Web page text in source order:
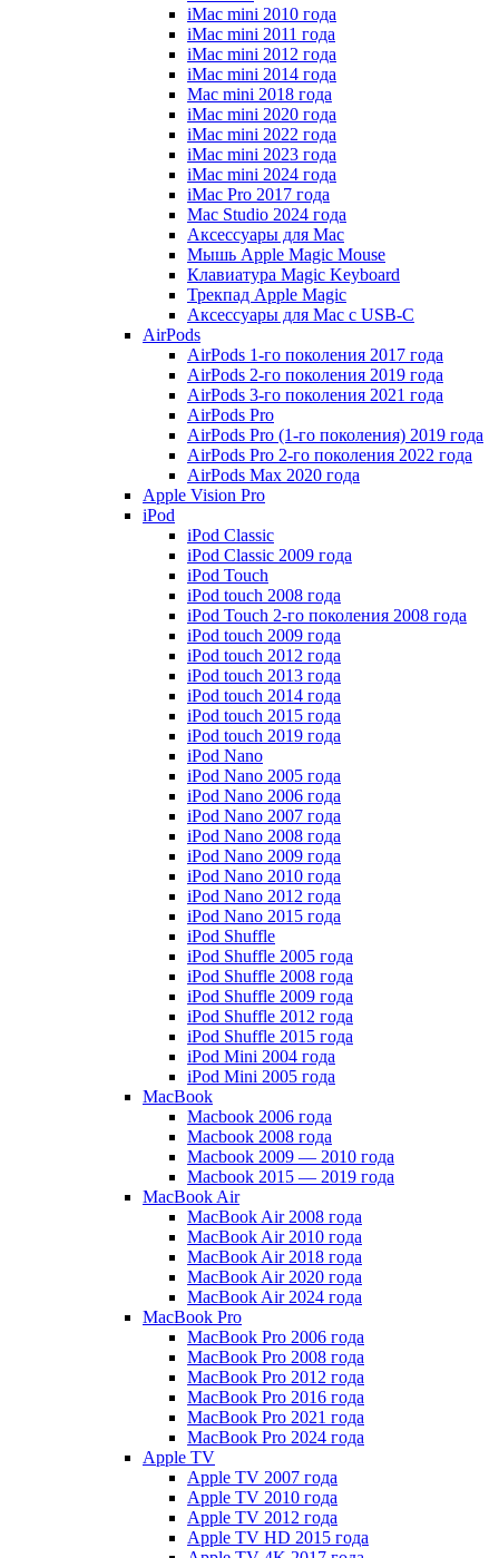
iMac mini 2010 года
iMac mini 2011 года
iMac mini 2012 года
iMac mini 2014 года
Mac mini 2018 года
iMac mini 2020 года
iMac mini 2022 года
iMac mini 2023 года
iMac mini 2024 года
iMac Pro 2017 года
Mac Studio 2024 года
Аксессуары для Mac
Мышь Apple Magic Mouse
Клавиатура Magic Keyboard
Трекпад Apple Magic
Аксессуары для Mac с USB-C
AirPods
AirPods 1-го поколения 2017 года
AirPods 2-го поколения 2019 года
AirPods 3-го поколения 2021 года
AirPods Pro
AirPods Pro (1-го поколения) 2019 года
AirPods Pro 2-го поколения 2022 года
AirPods Max 2020 года
Apple Vision Pro
iPod
iPod Classic
iPod Classic 2009 года
iPod Touch
iPod touch 2008 года
iPod Touch 2-го поколения 2008 года
iPod touch 2009 года
iPod touch 2012 года
iPod touch 2013 года
iPod touch 2014 года
iPod touch 2015 года
iPod touch 2019 года
iPod Nano
iPod Nano 2005 года
iPod Nano 2006 года
iPod Nano 2007 года
iPod Nano 2008 года
iPod Nano 2009 года
iPod Nano 2010 года
iPod Nano 2012 года
iPod Nano 2015 года
iPod Shuffle
iPod Shuffle 2005 года
iPod Shuffle 2008 года
iPod Shuffle 2009 года
iPod Shuffle 2012 года
iPod Shuffle 2015 года
iPod Mini 2004 года
iPod Mini 2005 года
MacBook
Macbook 2006 года
Macbook 2008 года
Macbook 2009 — 2010 года
Macbook 2015 — 2019 года
MacBook Air
MacBook Air 2008 года
MacBook Air 2010 года
MacBook Air 2018 года
MacBook Air 2020 года
MacBook Air 2024 года
MacBook Pro
MacBook Pro 2006 года
MacBook Pro 2008 года
MacBook Pro 2012 года
MacBook Pro 2016 года
MacBook Pro 2021 года
MacBook Pro 2024 года
Apple TV
Apple TV 2007 года
Apple TV 2010 года
Apple TV 2012 года
Apple TV HD 2015 года